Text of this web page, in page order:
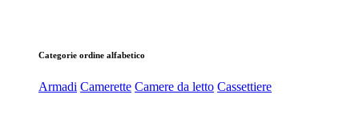
Categorie ordine alfabetico
Armadi Camerette Camere da letto Cassettiere